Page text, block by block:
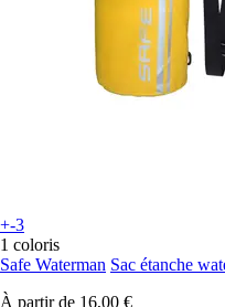
+-3
1 coloris
Safe Waterman Sac étanche
À partir de 16,00 €